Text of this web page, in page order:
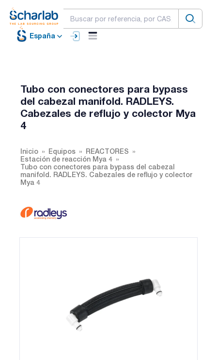
España
Tubo con conectores para bypass
del cabezal manifold. RADLEYS.
Cabezales de reflujo y colector Mya
4
Inicio Equipos
REACTORES
Estación de reacción Mya 4
Tubo con conectores para bypass del cabezal
manifold. RADLEYS. Cabezales de reflujo y colector
Mya 4